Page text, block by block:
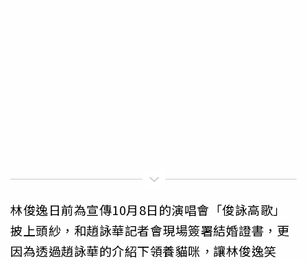
林俊逸日前為宣傳10月8日的演唱會「俊詠高歌」
披上頭紗，和趙詠華記者會現場簽署結婚證書，更
因為透過趙詠華的介紹下領養貓咪，讓林俊逸笑